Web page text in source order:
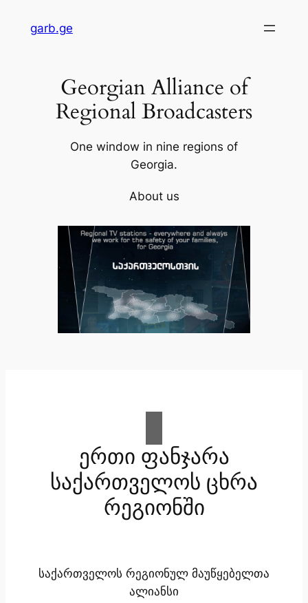
garb.ge
Georgian Alliance of
Regional Broadcasters
One window in nine regions of
Georgia.
About us
ერთი ფანჯარა
საქართველოს ცხრა
რეგიონში
საქართველოს რეგიონულ მაუწყებელთა
ალიანსი